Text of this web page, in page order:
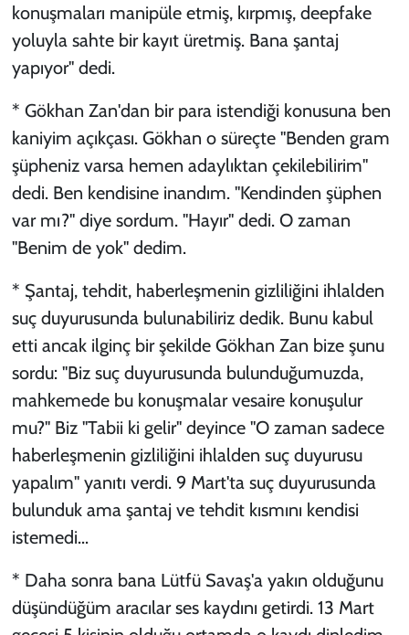
konuşmaları manipüle etmiş, kırpmış, deepfake
yoluyla sahte bir kayıt üretmiş. Bana şantaj
yapıyor'' dedi.
* Gökhan Zan'dan bir para istendiği konusuna ben
kaniyim açıkçası. Gökhan o süreçte ''Benden gram
şüpheniz varsa hemen adaylıktan çekilebilirim''
dedi. Ben kendisine inandım. ''Kendinden şüphen
var mı?'' diye sordum. ''Hayır'' dedi. O zaman
''Benim de yok'' dedim.
* Şantaj, tehdit, haberleşmenin gizliliğini ihlalden
suç duyurusunda bulunabiliriz dedik. Bunu kabul
etti ancak ilginç bir şekilde Gökhan Zan bize şunu
sordu: "Biz suç duyurusunda bulunduğumuzda,
mahkemede bu konuşmalar vesaire konuşulur
mu?" Biz "Tabii ki gelir" deyince "O zaman sadece
haberleşmenin gizliliğini ihlalden suç duyurusu
yapalım" yanıtı verdi. 9 Mart'ta suç duyurusunda
bulunduk ama şantaj ve tehdit kısmını kendisi
istemedi...
* Daha sonra bana Lütfü Savaş'a yakın olduğunu
düşündüğüm aracılar ses kaydını getirdi. 13 Mart